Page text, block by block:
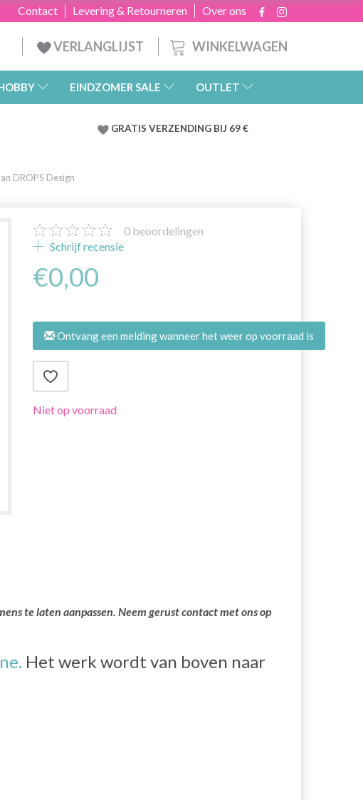
Over ons
Levering & Retourneren
Contact
WINKELWAGEN
VERLANGLIJST
EINDZOMER SALE OUTLET
GRATIS VERZENDING BIJ 69 €
DROPS Design
0 beoordelingen
Schrijf recensie
€0,00
Ontvang een melding wanneer het weer op voorraad is
Niet op voorraad
te laten aanpassen. Neem gerust contact met ons op
Het werk wordt van boven naar